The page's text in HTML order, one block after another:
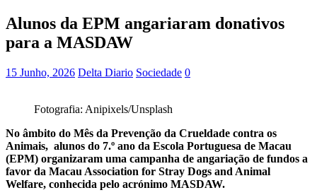
Alunos da EPM angariaram donativos
para a MASDAW
15 Junho, 2026 Delta Diario Sociedade 0
Fotografia: Anipixels/Unsplash
No âmbito do Mês da Prevenção da Crueldade contra os
Animais, alunos do 7.º ano da Escola Portuguesa de Macau
(EPM) organizaram uma campanha de angariação de fundos a
favor da Macau Association for Stray Dogs and Animal
Welfare, conhecida pelo acrónimo MASDAW.